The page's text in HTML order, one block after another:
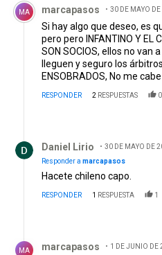
MA marcapasos 30 DE MAYO
Si hay algo que deseo, es
pero pero INFANTINO Y EL
SON SOCIOS, ellos no van
lleguen y seguro los
ENSOBRADOS, No me
RESPONDER 2 RESPUESTAS 0
Daniel Lirio
30 DE MAYO DE
Responder a marcapasos
Hacete chileno capo.
RESPONDER 1 RESPUESTA 1
MA marcapasos
1 DE JUNIO DE